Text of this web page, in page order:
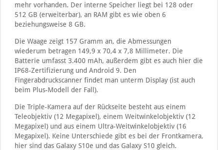
mehr vorhanden. Der interne Speicher liegt bei 128 oder
512 GB (erweiterbar), an RAM gibt es wie oben 6
beziehungsweise 8 GB.
Die Waage zeigt 157 Gramm an, die Abmessungen
wiederum betragen 149,9 x 70,4 x 7,8 Millimeter. Die
Batterie umfasst 3.400 mAh, außerdem gibt es auch hier die
IP68-Zertifizierung und Android 9. Den
Fingerabdruckscanner findet man unterm Display (ist auch
beim Plus-Modell der Fall).
Die Triple-Kamera auf der Rückseite besteht aus einem
Teleobjektiv (12 Megapixel), einem Weitwinkelobjektiv (12
Megapixel) und aus einem Ultra-Weitwinkelobjektiv (16
Megapixel). Keine Unterschiede gibt es bei der Frontkamera,
hier sind das Galaxy S10e und das Galaxy S10 gleich.